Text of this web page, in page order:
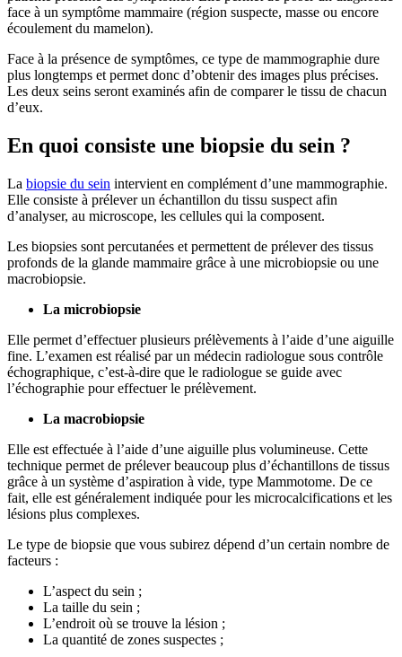
face à un symptôme mammaire (région suspecte, masse ou encore
écoulement du mamelon).
Face à la présence de symptômes, ce type de mammographie dure
plus longtemps et permet donc d’obtenir des images plus précises.
Les deux seins seront examinés afin de comparer le tissu de chacun
d’eux.
En quoi consiste une biopsie du sein ?
La biopsie du sein intervient en complément d’une mammographie.
Elle consiste à prélever un échantillon du tissu suspect afin
d’analyser, au microscope, les cellules qui la composent.
Les biopsies sont percutanées et permettent de prélever des tissus
profonds de la glande mammaire grâce à une microbiopsie ou une
macrobiopsie.
La microbiopsie
Elle permet d’effectuer plusieurs prélèvements à l’aide d’une aiguille
fine. L’examen est réalisé par un médecin radiologue sous contrôle
échographique, c’est-à-dire que le radiologue se guide avec
l’échographie pour effectuer le prélèvement.
La macrobiopsie
Elle est effectuée à l’aide d’une aiguille plus volumineuse. Cette
technique permet de prélever beaucoup plus d’échantillons de tissus
grâce à un système d’aspiration à vide, type Mammotome. De ce
fait, elle est généralement indiquée pour les microcalcifications et les
lésions plus complexes.
Le type de biopsie que vous subirez dépend d’un certain nombre de
facteurs :
L’aspect du sein ;
La taille du sein ;
L’endroit où se trouve la lésion ;
La quantité de zones suspectes ;